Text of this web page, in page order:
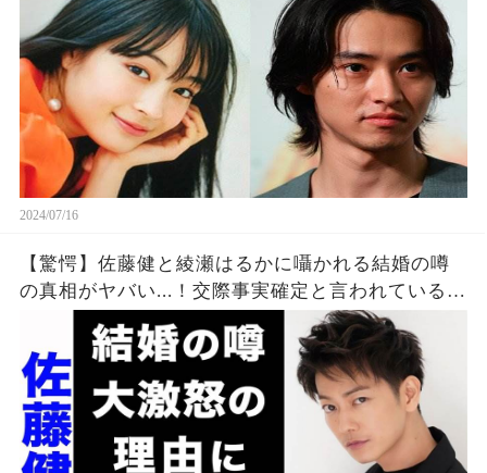
2024/07/16
【驚愕】佐藤健と綾瀬はるかに囁かれる結婚の噂
の真相がヤバい...！交際事実確定と言われている撮
影現場の現状や、綾瀬はるかが激怒した事件に驚
きを隠せない...！